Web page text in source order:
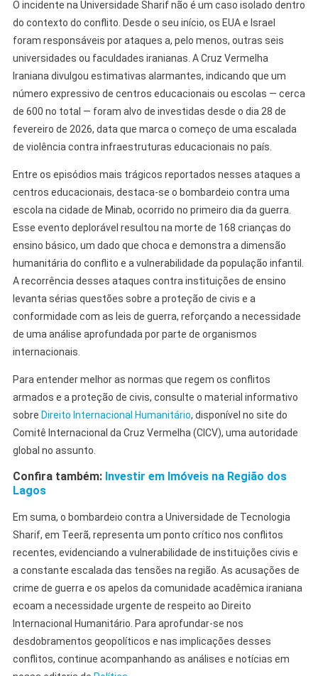
O incidente na Universidade Sharif não é um caso isolado dentro
do contexto do conflito. Desde o seu início, os EUA e Israel
foram responsáveis por ataques a, pelo menos, outras seis
universidades ou faculdades iranianas. A Cruz Vermelha
Iraniana divulgou estimativas alarmantes, indicando que um
número expressivo de centros educacionais ou escolas — cerca
de 600 no total — foram alvo de investidas desde o dia 28 de
fevereiro de 2026, data que marca o começo de uma escalada
de violência contra infraestruturas educacionais no país.
Entre os episódios mais trágicos reportados nesses ataques a
centros educacionais, destaca-se o bombardeio contra uma
escola na cidade de Minab, ocorrido no primeiro dia da guerra.
Esse evento deplorável resultou na morte de 168 crianças do
ensino básico, um dado que choca e demonstra a dimensão
humanitária do conflito e a vulnerabilidade da população infantil.
A recorrência desses ataques contra instituições de ensino
levanta sérias questões sobre a proteção de civis e a
conformidade com as leis de guerra, reforçando a necessidade
de uma análise aprofundada por parte de organismos
internacionais.
Para entender melhor as normas que regem os conflitos
armados e a proteção de civis, consulte o material informativo
sobre Direito Internacional Humanitário, disponível no site do
Comitê Internacional da Cruz Vermelha (CICV), uma autoridade
global no assunto.
Confira também: Investir em Imóveis na Região dos
Lagos
Em suma, o bombardeio contra a Universidade de Tecnologia
Sharif, em Teerã, representa um ponto crítico nos conflitos
recentes, evidenciando a vulnerabilidade de instituições civis e
a constante escalada das tensões na região. As acusações de
crime de guerra e os apelos da comunidade acadêmica iraniana
ecoam a necessidade urgente de respeito ao Direito
Internacional Humanitário. Para aprofundar-se nos
desdobramentos geopolíticos e nas implicações desses
conflitos, continue acompanhando as análises e notícias em